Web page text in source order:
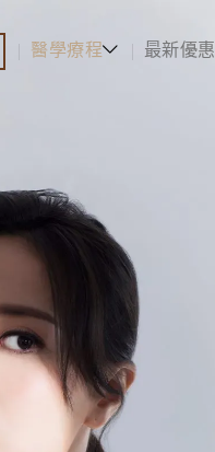
醫學療程 最新優惠